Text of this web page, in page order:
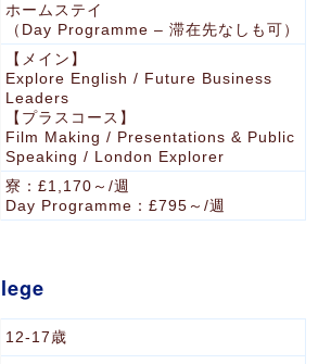
ホームステイ
（Day Programme – 滞在先なしも可）
【メイン】
Explore English / Future Business
Leaders
【プラスコース】
Film Making / Presentations & Public
Speaking / London Explorer
寮：£1,170～/週
Day Programme：£795～/週
12-17歳